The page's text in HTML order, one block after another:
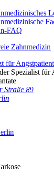
FAQ
Zahnmedizin
Spezialist für
Straße 89